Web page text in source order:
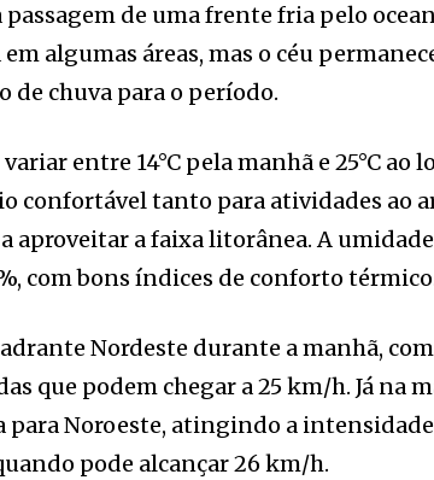
de uma frente fria pelo
algumas áreas, mas o céu
de chuva para o período.
entre 14°C pela manhã e 25°C ao
confortável tanto para atividades ao
aproveitar a faixa litorânea. A
com bons índices de conforto
Nordeste durante a manhã,
que podem chegar a 25 km/h. Já na
para Noroeste, atingindo a
pode alcançar 26 km/h.